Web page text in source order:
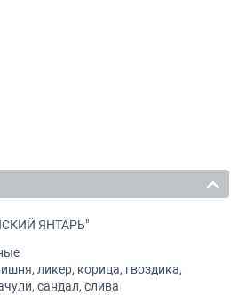
ЯНТАРЬ"
ликер, корица, гвоздика,
сандал, слива